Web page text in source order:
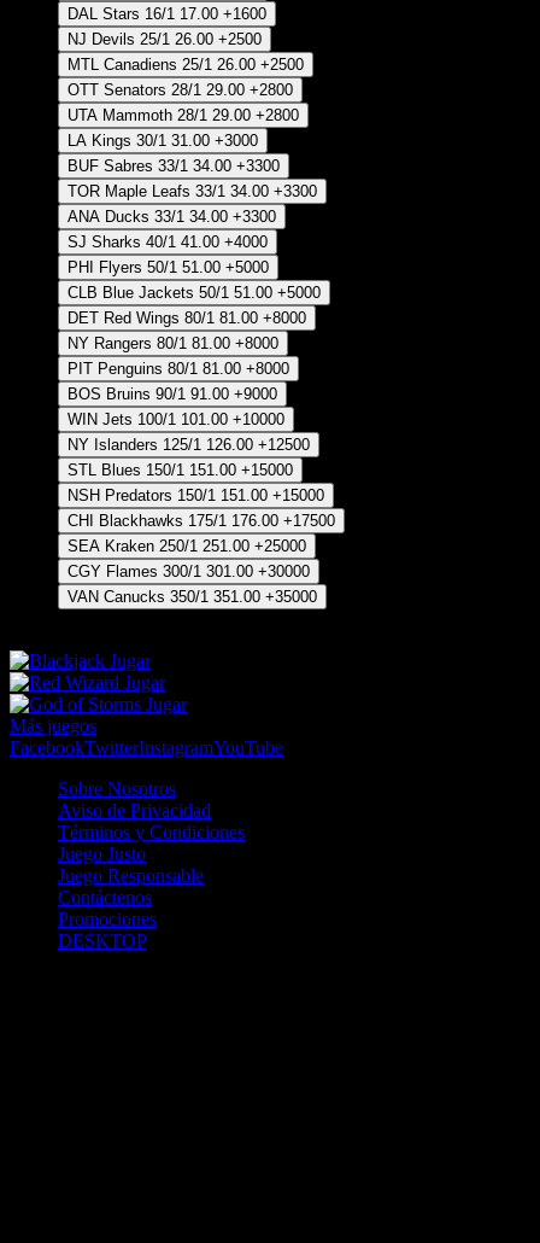
DAL Stars 16/1 17.00 +1600
NJ Devils 25/1 26.00 +2500
MTL Canadiens 25/1 26.00 +2500
OTT Senators 28/1 29.00 +2800
UTA Mammoth 28/1 29.00 +2800
LA Kings 30/1 31.00 +3000
BUF Sabres 33/1 34.00 +3300
TOR Maple Leafs 33/1 34.00 +3300
ANA Ducks 33/1 34.00 +3300
SJ Sharks 40/1 41.00 +4000
PHI Flyers 50/1 51.00 +5000
CLB Blue Jackets 50/1 51.00 +5000
DET Red Wings 80/1 81.00 +8000
NY Rangers 80/1 81.00 +8000
PIT Penguins 80/1 81.00 +8000
BOS Bruins 90/1 91.00 +9000
WIN Jets 100/1 101.00 +10000
NY Islanders 125/1 126.00 +12500
STL Blues 150/1 151.00 +15000
NSH Predators 150/1 151.00 +15000
CHI Blackhawks 175/1 176.00 +17500
SEA Kraken 250/1 251.00 +25000
CGY Flames 300/1 301.00 +30000
VAN Canucks 350/1 351.00 +35000
Jugar
Jugar
Jugar
Más juegos
FacebookTwitterInstagramYouTube
Sobre Nosotros
Aviso de Privacidad
Términos y Condiciones
Juego Justo
Juego Responsable
Contáctenos
Promociones
DESKTOP